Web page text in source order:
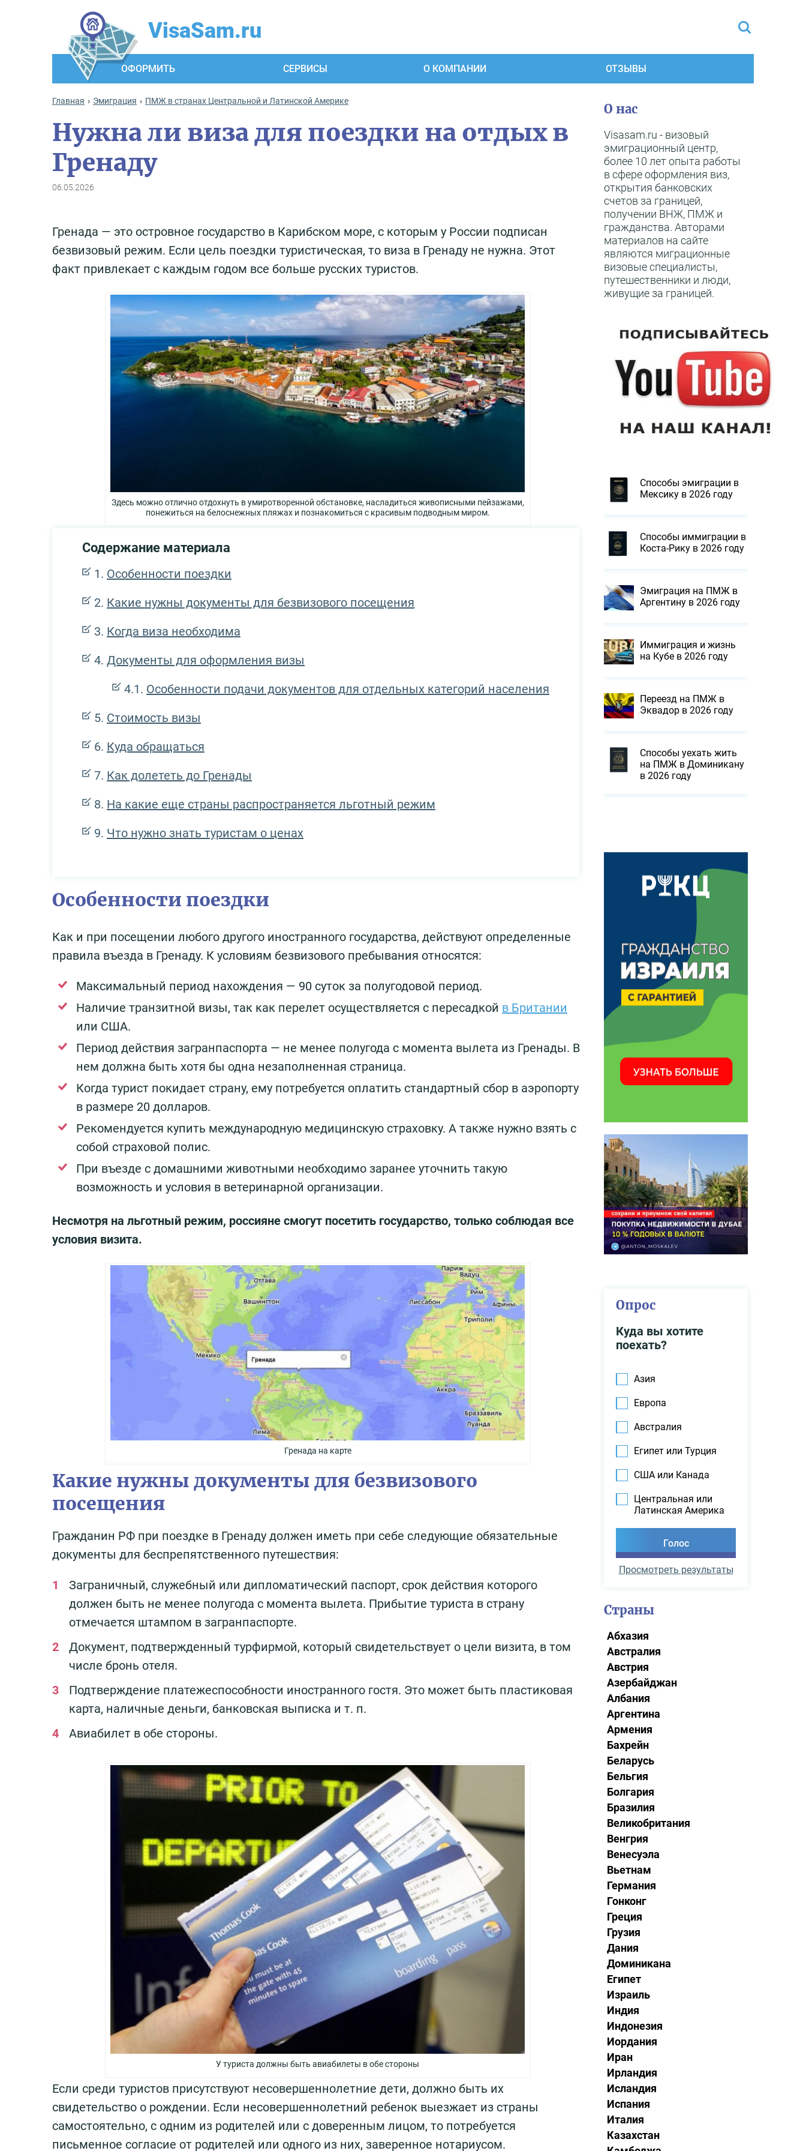
VisaSam.ru
ОФОРМИТЬ СЕРВИСЫ О КОМПАНИИ ОТЗЫВЫ
Главная Эмиграция ПМЖ в странах Центральной и Латинской Америке
Нужна ли виза для поездки на отдых в
Гренаду
06.05.2026
Гренада — это островное государство в Карибском море, с которым у России подписан
безвизовый режим. Если цель поездки туристическая, то виза в Гренаду не нужна. Этот
факт привлекает с каждым годом все больше русских туристов.
Здесь можно отлично отдохнуть в умиротворенной обстановке, насладиться живописными пейзажами,
понежиться на белоснежных пляжах и познакомиться с красивым подводным миром.
Содержание материала
Особенности поездки
Какие нужны документы для безвизового посещения
Когда виза необходима
Документы для оформления визы
Особенности подачи документов для отдельных категорий населения
Стоимость визы
Куда обращаться
Как долететь до Гренады
На какие еще страны распространяется льготный режим
Что нужно знать туристам о ценах
Особенности поездки
Как и при посещении любого другого иностранного государства, действуют определенные
правила въезда в Гренаду. К условиям безвизового пребывания относятся:
Максимальный период нахождения — 90 суток за полугодовой период.
Наличие транзитной визы, так как перелет осуществляется с пересадкой в Британии
или США.
Период действия загранпаспорта — не менее полугода с момента вылета из Гренады. В
нем должна быть хотя бы одна незаполненная страница.
Когда турист покидает страну, ему потребуется оплатить стандартный сбор в аэропорту
в размере 20 долларов.
Рекомендуется купить международную медицинскую страховку. А также нужно взять с
собой страховой полис.
При въезде с домашними животными необходимо заранее уточнить такую
возможность и условия в ветеринарной организации.
Несмотря на льготный режим, россияне смогут посетить государство, только соблюдая все
условия визита.
Гренада на карте
Какие нужны документы для безвизового
посещения
Гражданин РФ при поездке в Гренаду должен иметь при себе следующие обязательные
документы для беспрепятственного путешествия:
Заграничный, служебный или дипломатический паспорт, срок действия которого
должен быть не менее полугода с момента вылета. Прибытие туриста в страну
отмечается штампом в загранпаспорте.
Документ, подтвержденный турфирмой, который свидетельствует о цели визита, в том
числе бронь отеля.
Подтверждение платежеспособности иностранного гостя. Это может быть пластиковая
карта, наличные деньги, банковская выписка и т. п.
Авиабилет в обе стороны.
У туриста должны быть авиабилеты в обе стороны
Если среди туристов присутствуют несовершеннолетние дети, должно быть их
свидетельство о рождении. Если несовершеннолетний ребенок выезжает из страны
самостоятельно, с одним из родителей или с доверенным лицом, то потребуется
письменное согласие от родителей или одного из них, заверенное нотариусом.
О нас
Visasam.ru - визовый
эмиграционный центр,
более 10 лет опыта работы
в сфере оформления виз,
открытия банковских
счетов за границей,
получении ВНЖ, ПМЖ и
гражданства. Авторами
материалов на сайте
являются миграционные
визовые специалисты,
путешественники и люди,
живущие за границей.
Способы эмиграции в
Мексику в 2026 году
Способы иммиграции в
Коста-Рику в 2026 году
Эмиграция на ПМЖ в
Аргентину в 2026 году
Иммиграция и жизнь
на Кубе в 2026 году
Переезд на ПМЖ в
Эквадор в 2026 году
Способы уехать жить
на ПМЖ в Доминикану
в 2026 году
Опрос
Куда вы хотите
поехать?
Азия
Европа
Австралия
Египет или Турция
США или Канада
Центральная или
Латинская Америка
Просмотреть результаты
Страны
Абхазия
Австралия
Австрия
Азербайджан
Албания
Аргентина
Армения
Бахрейн
Беларусь
Бельгия
Болгария
Бразилия
Великобритания
Венгрия
Венесуэла
Вьетнам
Германия
Гонконг
Греция
Грузия
Дания
Доминикана
Египет
Израиль
Индия
Индонезия
Иордания
Иран
Ирландия
Исландия
Испания
Италия
Казахстан